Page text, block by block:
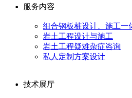
服务内容
组合钢板桩设计、施工一
岩土工程设计与施工
岩土工程疑难杂症咨询
私人定制方案设计
技术展厅